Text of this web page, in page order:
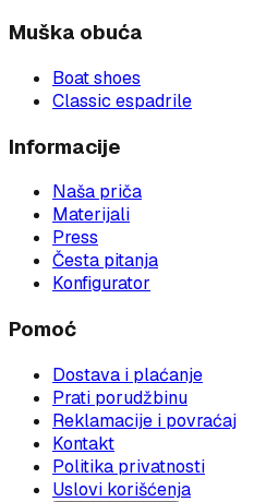
Muška obuća
Boat shoes
Classic espadrile
Informacije
Naša priča
Materijali
Press
Česta pitanja
Konfigurator
Pomoć
Dostava i plaćanje
Prati porudžbinu
Reklamacije i povraćaj
Kontakt
Politika privatnosti
Uslovi korišćenja